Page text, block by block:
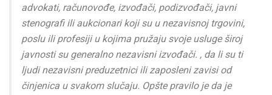
advokati, računovođe, izvođači, podizvođači, javni
stenografi ili aukcionari koji su u nezavisnoj trgovini,
poslu ili profesiji u kojima pružaju svoje usluge široj
javnosti su generalno nezavisni izvođači. , da li su ti
ljudi nezavisni preduzetnici ili zaposleni zavisi od
činjenica u svakom slučaju. Opšte pravilo je da je